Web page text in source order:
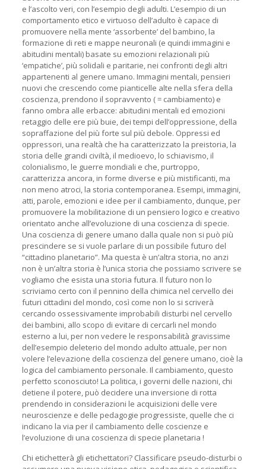
e l’ascolto veri, con l’esempio degli adulti. L’esempio di un
comportamento etico e virtuoso dell’adulto è capace di
promuovere nella mente ‘assorbente’ del bambino, la
formazione di reti e mappe neuronali (e quindi immagini e
abitudini mentali) basate su emozioni relazionali più
‘empatiche’, più solidali e paritarie, nei confronti degli altri
appartenenti al genere umano. Immagini mentali, pensieri
nuovi che crescendo come pianticelle alte nella sfera della
coscienza, prendono il sopravvento ( = cambiamento) e
fanno ombra alle erbacce: abitudini mentali ed emozioni
retaggio delle ere più buie, dei tempi dell’oppressione, della
sopraffazione del più forte sul più debole. Oppressi ed
oppressori, una realtà che ha caratterizzato la preistoria, la
storia delle grandi civiltà, il medioevo, lo schiavismo, il
colonialismo, le guerre mondiali e che, purtroppo,
caratterizza ancora, in forme diverse e più mistificanti, ma
non meno atroci, la storia contemporanea. Esempi, immagini,
atti, parole, emozioni e idee per il cambiamento, dunque, per
promuovere la mobilitazione di un pensiero logico e creativo
orientato anche all’evoluzione di una coscienza di specie.
Una coscienza di genere umano dalla quale non si può più
prescindere se si vuole parlare di un possibile futuro del
“cittadino planetario”. Ma questa è un’altra storia, no anzi
non è un’altra storia è l’unica storia che possiamo scrivere se
vogliamo che esista una storia futura. Il futuro non lo
scriviamo certo con il pennino della chimica nel cervello dei
futuri cittadini del mondo, così come non lo si scriverà
cercando ossessivamente improbabili disturbi nel cervello
dei bambini, allo scopo di evitare di cercarli nel mondo
esterno a lui, per non vedere le responsabilità gravissime
dell’esempio deleterio del mondo adulto attuale, per non
volere l’elevazione della coscienza del genere umano, cioè la
logica del cambiamento personale. Il cambiamento, questo
perfetto sconosciuto! La politica, i governi delle nazioni, chi
detiene il potere, può decidere una inversione di rotta
prendendo in considerazioni le acquisizioni delle vere
neuroscienze e delle pedagogie progressiste, quelle che ci
indicano la via per il cambiamento delle coscienze e
l’evoluzione di una coscienza di specie planetaria !
Chi etichetterà gli etichettatori? Classificare pseudo-disturbi o